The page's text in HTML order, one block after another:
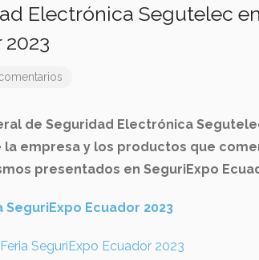
Electrónica Segutelec
de Seguridad Electrónica
empresa y los productos que
presentados en SeguriExpo
Ecuador 2023
SeguriExpo Ecuador 2023